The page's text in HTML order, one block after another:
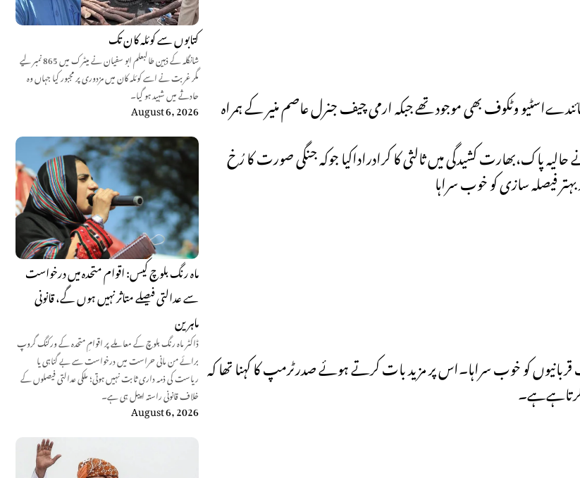
کتابوں سے کوئلہ کان تک
شانگلہ کے ذہین طالبعلم ابو سفیان نے میٹرک میں 865 نمبر لیے
مگر غربت نے اسے کوئلہ کان میں مزدوری پر مجبور کیا جہاں وہ
حادثے میں شہید ہو گیا۔
August 6, 2026
ماہ رنگ بلوچ کیس: اقوام متحدہ میں درخواست
سے عدالتی فیصلے متاثر نہیں ہوں گے، قانونی
ماہرین
ڈاکٹر ماہ رنگ بلوچ کے معاملے پر اقوامِ متحدہ کے ورکنگ گروپ
برائے من مانی حراست میں درخواست سے بے گناہی یا
ریاست کی ذمہ داری ثابت نہیں ہوتی؛ ملکی عدالتی فیصلوں کے
خلاف قانونی راستہ اپیل ہی ہے۔
August 6, 2026
وٹکوف بھی موجود تھے جبکہ ارمی چیف جنرل عاصم منیر کے ہمراہ
پاک،بھارت کشیدگی میں ثالثی کا کرادراداکیا جوکہ جنگی صورت کا رُخ
فیصلہ سازی کو خوب سراہا
کو خوب سراہا۔اس پر مزید بات کرتے ہوئے صدرٹرمپ کا کہنا تھا کہ
کرتاہےہے۔